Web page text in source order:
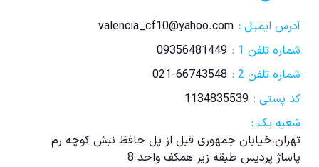
آدرس ایمیل : valencia_cf10@yahoo.com
شماره تلفن 1 :
09356481449
شماره تلفن 2 :
021-66743548
کد پستی : 1134835539
شعبه یک :
تهران،خیابان جمهوری قبل از پل حافظ نبش کوچه رم
پاساژ پردیس طبقه زیر همکف واحد 8